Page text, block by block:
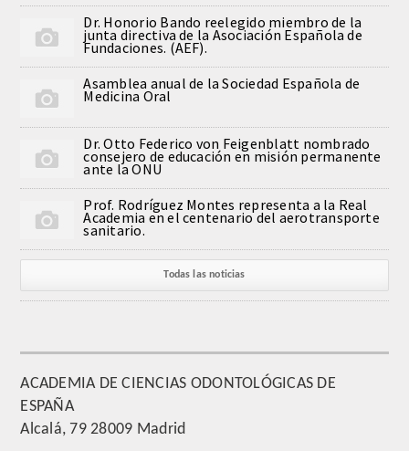
ESTOMATOLOGIA MEDICO-
ODONTOLOGIA CONSERVADORA
ORTOGNATIA
NÚMERO
Número de Medalla
SUPERNUMERARIOS
HONOR
Dr. Honorio Bando reelegido miembro de la
junta directiva de la Asociación Española de
Fundaciones. (AEF).
Asamblea anual de la Sociedad Española de
Medicina Oral
Dr. Otto Federico von Feigenblatt nombrado
consejero de educación en misión permanente
ante la ONU
Prof. Rodríguez Montes representa a la Real
Academia en el centenario del aerotransporte
sanitario.
Todas las noticias
ACADEMIA DE CIENCIAS ODONTOLÓGICAS DE
ESPAÑA
Alcalá, 79 28009 Madrid